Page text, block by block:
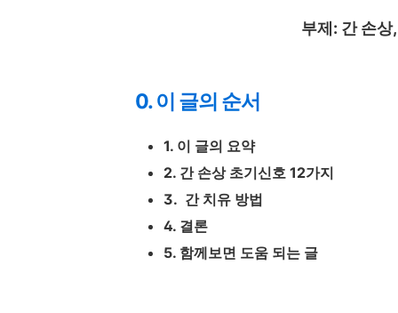
부제: 간 손
0. 이 글의 순서
1. 이 글의 요약
2. 간 손상 초기신호 12가지
3. 간 치유 방법
4. 결론
5. 함께보면 도움 되는 글